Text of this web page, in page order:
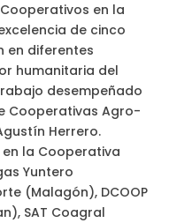
en la
de cinco
en diferentes
humanitaria del
desempeñado
Cooperativas Agro-
Herrero.
la Cooperativa
Yuntero
(Malagón), DCOOP
SAT Coagral